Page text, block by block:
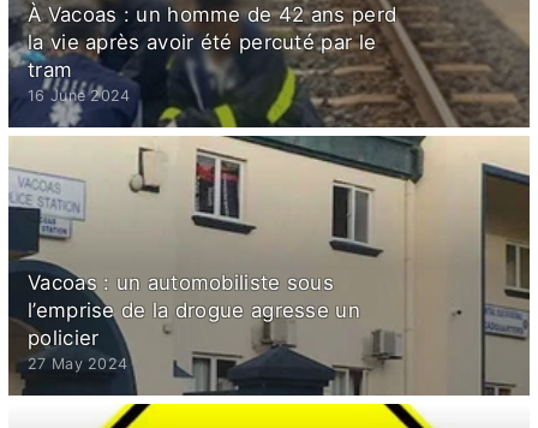
À Vacoas : un homme de 42 ans perd
la vie après avoir été percuté par le
tram
16 June 2024
Vacoas : un automobiliste sous
l’emprise de la drogue agresse un
policier
27 May 2024